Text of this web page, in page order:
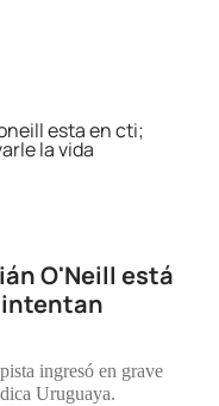
O'Neill está
intentan
ingresó en grave
Uruguaya.